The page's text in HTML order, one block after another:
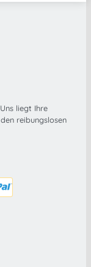
liegt Ihre
reibungslosen